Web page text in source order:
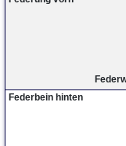
Federbein hinten